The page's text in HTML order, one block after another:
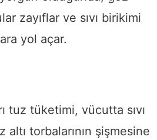
zayıflar ve sıvı birikimi
yol açar.
tuz tüketimi, vücutta sıvı
altı torbalarının şişmesine